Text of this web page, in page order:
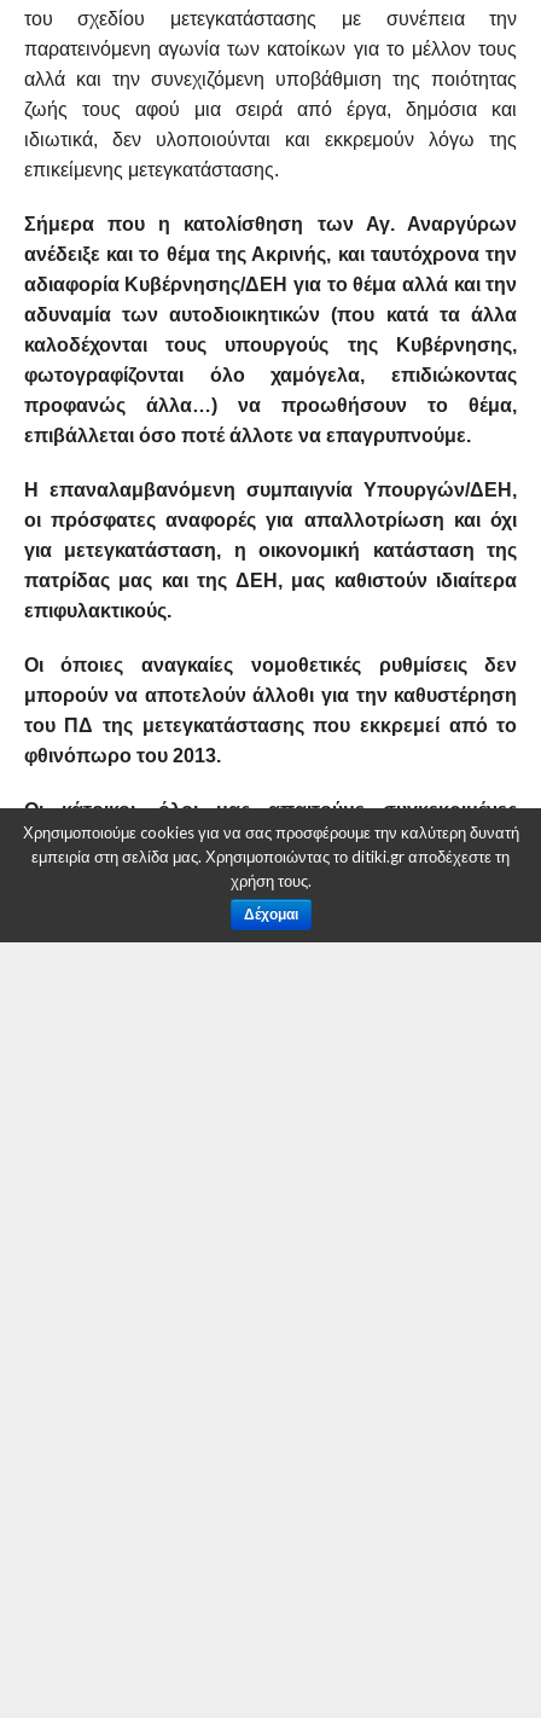
του σχεδίου μετεγκατάστασης με συνέπεια την
παρατεινόμενη αγωνία των κατοίκων για το μέλλον τους
αλλά και την συνεχιζόμενη υποβάθμιση της ποιότητας
ζωής τους αφού μια σειρά από έργα, δημόσια και
ιδιωτικά, δεν υλοποιούνται και εκκρεμούν λόγω της
επικείμενης μετεγκατάστασης.
Σήμερα που η κατολίσθηση των Αγ. Αναργύρων
ανέδειξε και το θέμα της Ακρινής, και ταυτόχρονα την
αδιαφορία Κυβέρνησης/ΔΕΗ για το θέμα αλλά και την
αδυναμία των αυτοδιοικητικών (που κατά τα άλλα
καλοδέχονται τους υπουργούς της Κυβέρνησης,
φωτογραφίζονται όλο χαμόγελα, επιδιώκοντας
προφανώς άλλα…) να προωθήσουν το θέμα,
επιβάλλεται όσο ποτέ άλλοτε να επαγρυπνούμε.
Η επαναλαμβανόμενη συμπαιγνία Υπουργών/ΔΕΗ,
οι πρόσφατες αναφορές για απαλλοτρίωση και όχι
για μετεγκατάσταση, η οικονομική κατάσταση της
πατρίδας μας και της ΔΕΗ, μας καθιστούν ιδιαίτερα
επιφυλακτικούς.
Οι όποιες αναγκαίες νομοθετικές ρυθμίσεις δεν
μπορούν να αποτελούν άλλοθι για την καθυστέρηση
του ΠΔ της μετεγκατάστασης που εκκρεμεί από το
φθινόπωρο του 2013.
Οι κάτοικοι, όλοι μας απαιτούμε συγκεκριμένες
οικονομικές και χρονικές δεσμεύσεις για την
υλοποίηση του εγχειρήματος.
Για να μην περάσουν μερικά χρόνια ακόμη, χωρίς να
Χρησιμοποιούμε cookies για να σας προσφέρουμε την καλύτερη δυνατή
εμπειρία στη σελίδα μας. Χρησιμοποιώντας το ditiki.gr αποδέχεστε τη
χρήση τους.
Δέχομαι